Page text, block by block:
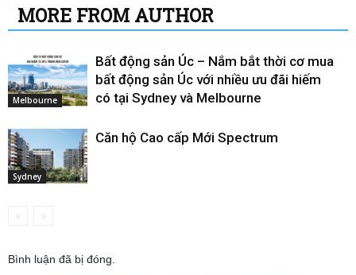
MORE FROM AUTHOR
Melbourne
Bất động sản Úc – Nắm bắt thời cơ mua
bất động sản Úc với nhiều ưu đãi hiếm
có tại Sydney và Melbourne
Sydney
Căn hộ Cao cấp Mới Spectrum
Bình luận đã bị đóng.